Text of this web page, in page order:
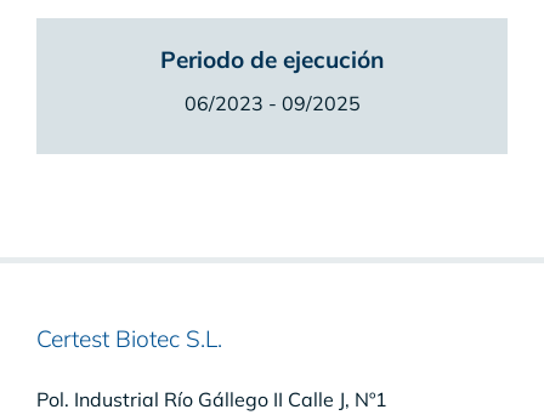
Periodo de ejecución
06/2023 - 09/2025
Certest Biotec S.L.
Pol. Industrial Río Gállego II Calle J, Nº1